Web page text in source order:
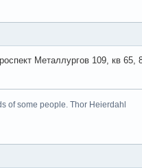
Металлургов 109, кв 65,
of some people. Thor Heierdahl